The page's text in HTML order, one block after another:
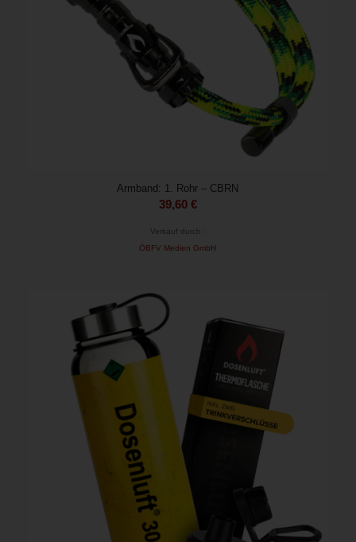
Armband: 1. Rohr – CBRN
39,60 €
Verkauf durch :
ÖBFV Medien GmbH